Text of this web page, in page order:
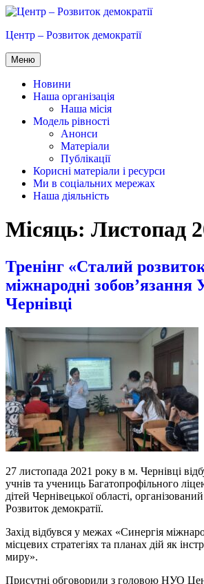
Перейти
вмісту
Центр – Розвиток демократії
Меню
Новини
Наша організація
Наша місія
Модель рівності
Анонси
Матеріали
Публікації
Корисні матеріали і ресурси
Ми в соціальних мережах
Наша діяльність
Місяць: Листопад
Тренінг «Сталий
міжнародні зобов’язання
Чернівці
27 листопада 2021 року в м. Чернівці
учнів та учениць Багатопрофільного
дітей Чернівецької області,
Розвиток демократії.
Захід відбувся у межах «Синергія
місцевих стратегіях та планах дій як
миру».
Присутні обговорили з головою НУО